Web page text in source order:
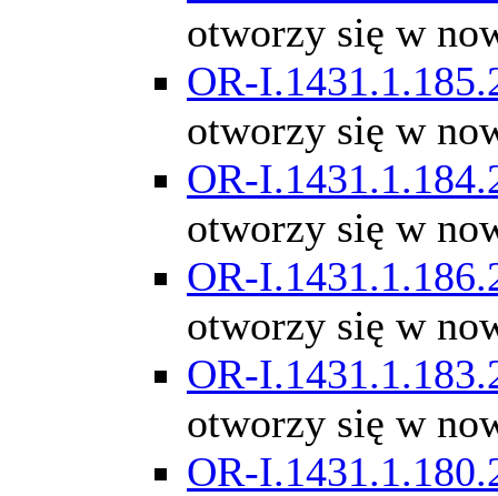
otworzy się w
OR-
otworzy się w
OR-
otworzy się w
OR-
otworzy się w
OR-
otworzy się w
OR-